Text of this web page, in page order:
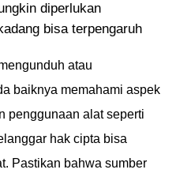
diperlukan
bisa terpengaruh
atau
baiknya memahami aspek
penggunaan alat seperti
hak cipta bisa
Pastikan bahwa sumber